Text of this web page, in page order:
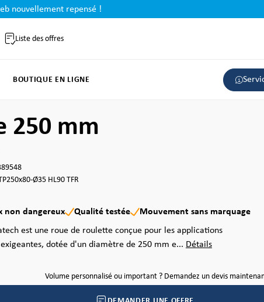
nouvellement repensé !
Liste des offres
BOUTIQUE EN LIGNE
250 mm
Ø35 HL90 TFR
non dangereux Qualité testée
Mouvement sans marquage
est une roue de roulette conçue pour les applications
dotée d'un diamètre de 250 mm e... Détails
Volume personnalisé ou important ? Demandez un devis